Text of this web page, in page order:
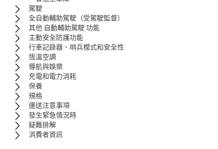
駕駛
全自動輔助駕駛（受駕駛監督）
其他 自動輔助駕駛 功能
主動安全防護功能
行車記錄器、哨兵模式和安全性
恆溫空調
導航與娛樂
充電和電力消耗
保養
規格
運送注意事項
發生緊急情況時
疑難排解
消費者資訊